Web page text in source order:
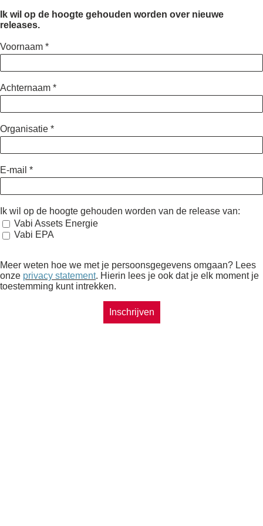
Ik wil op de hoogte gehouden worden over nieuwe
releases.
Voornaam *
Achternaam *
Organisatie *
E-mail *
Ik wil op de hoogte gehouden worden van de release van:
Vabi Assets Energie
Vabi EPA
Meer weten hoe we met je persoonsgegevens omgaan? Lees
onze privacy statement. Hierin lees je ook dat je elk moment je
toestemming kunt intrekken.
Inschrijven